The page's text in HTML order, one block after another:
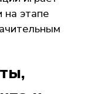
на этапе